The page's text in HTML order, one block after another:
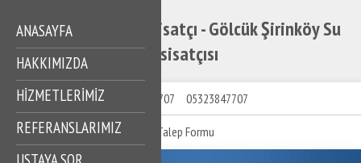
Gölcük Şirinköy Tesisatçı - Gölcük Şirinköy Su
Tesisatçısı
ANASAYFA
HAKKIMIZDA
HIZMETLERIMIZ
REFERANSLARIMIZ
05323847707 05323847707
Talep Formu